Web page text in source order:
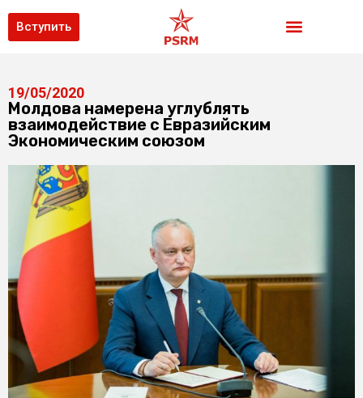
Вступить
19/05/2020
Молдова намерена углублять
взаимодействие с Евразийским
Экономическим союзом